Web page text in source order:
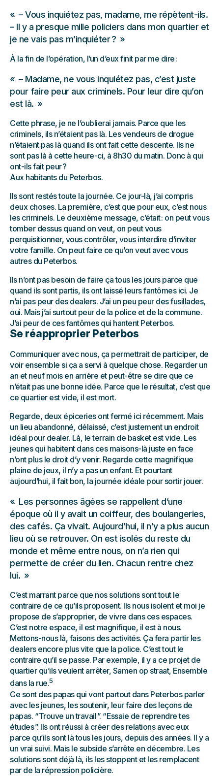
– Vous inquiétez pas, madame, me répètent-ils.
– Il y a presque mille policiers dans mon quartier et
je ne vais pas m’inquiéter ?
À la fin de l’opération, l’un d’eux finit par me dire :
– Madame, ne vous inquiétez pas, c’est juste
pour faire peur aux criminels. Pour leur dire qu’on
est là.
Cette phrase, je ne l’oublierai jamais. Parce que les
criminels, ils n’étaient pas là. Les vendeurs de drogue
n’étaient pas là quand ils ont fait cette descente. Ils ne
sont pas là à cette heure-ci, à 8h30 du matin. Donc à qui
ont-ils fait peur ?
Aux habitants du Peterbos.
Ils sont restés toute la journée. Ce jour-là, j’ai compris
deux choses. La première, c’est que pour eux, c’est nous
les criminels. Le deuxième message, c’était : on peut vous
tomber dessus quand on veut, on peut vous
perquisitionner, vous contrôler, vous interdire d’inviter
votre famille. On peut faire ce qu’on veut avec vous
autres du Peterbos.
Ils n’ont pas besoin de faire ça tous les jours parce que
quand ils sont partis, ils ont laissé leurs fantômes ici. Je
n’ai pas peur des dealers. J’ai un peu peur des fusillades,
oui. Mais j’ai surtout peur de la police et de la commune.
J’ai peur de ces fantômes qui hantent Peterbos.
Se réapproprier Peterbos
Communiquer avec nous, ça permettrait de participer, de
voir ensemble si ça a servi à quelque chose. Regarder un
an et neuf mois en arrière et peut-être se dire que ce
n’était pas une bonne idée. Parce que le résultat, c’est que
ce quartier est vide, il est mort.
Regarde, deux épiceries ont fermé ici récemment. Mais
un lieu abandonné, délaissé, c’est justement un endroit
idéal pour dealer. Là, le terrain de basket est vide. Les
jeunes qui habitent dans ces maisons-là juste en face
n’ont plus le droit d’y venir. Regarde cette magnifique
plaine de jeux, il n’y a pas un enfant. Et pourtant
aujourd’hui, il fait bon, la journée idéale pour sortir jouer.
Les personnes âgées se rappellent d’une
époque où il y avait un coiffeur, des boulangeries,
des cafés. Ça vivait. Aujourd’hui, il n’y a plus aucun
lieu où se retrouver. On est isolés du reste du
monde et même entre nous, on n’a rien qui
permette de créer du lien. Chacun rentre chez
lui.
C’est marrant parce que nos solutions sont tout le
contraire de ce qu’ils proposent. Ils nous isolent et moi je
propose de s’approprier, de vivre dans ces espaces.
C’est notre espace, il est magnifique, il est à nous.
Mettons-nous là, faisons des activités. Ça fera partir les
dealers encore plus vite que la police. C’est tout le
contraire qu’il se passe. Par exemple, il y a ce projet de
quartier qu’ils veulent arrêter, Samen op straat, Ensemble
dans la rue.5
Ce sont des papas qui vont partout dans Peterbos parler
avec les jeunes, les soutenir, leur faire des leçons de
papas. “ Trouve un travail ”. “ Essaie de reprendre tes
études ”. Ils ont réussi à créer des relations avec eux
parce qu’ils sont là tous les jours, depuis des années. Il y a
un vrai suivi. Mais le subside s’arrête en décembre. Les
solutions sont déjà là, ils les stoppent et les remplacent
par de la répression policière.